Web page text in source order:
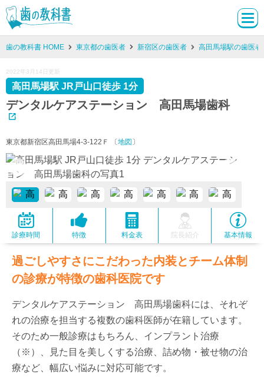
歯の教科書 HOME 東京都の歯医者 新宿区の歯医者 高田馬場駅の歯医者
2022年3月14日更新
デンタルケアステーション 高田馬場歯科
高田馬場駅 JR戸山口徒歩 1分
東京都新宿区高田馬場4-3-122Ｆ 〔地図 〕
診療時間 特徴 料金表 院長紹介 基本情報
過ごしやすさにこだわった内装とチーム体制
の診療が特徴の歯科医院です
デンタルケアステーション 高田馬場歯科には、それぞ
れの治療を担当する複数の歯科医師が在籍しています。
そのため一般診療はもちろん、インプラント治療
（※）、見た目を美しくする治療、詰め物・被せ物の治
療など、幅広い悩みに対応可能です。